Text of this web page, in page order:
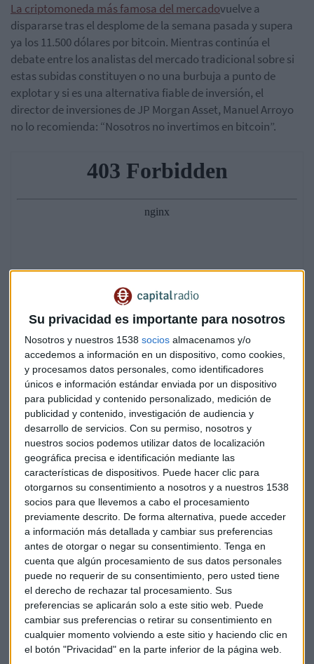
Su privacidad es importante para nosotros
Nosotros y nuestros 1538 socios almacenamos y/o
accedemos a información en un dispositivo, como cookies,
y procesamos datos personales, como identificadores
únicos e información estándar enviada por un dispositivo
para publicidad y contenido personalizado, medición de
publicidad y contenido, investigación de audiencia y
desarrollo de servicios. Con su permiso, nosotros y
nuestros socios podemos utilizar datos de localización
geográfica precisa e identificación mediante las
características de dispositivos. Puede hacer clic para
otorgarnos su consentimiento a nosotros y a nuestros 1538
socios para que llevemos a cabo el procesamiento
previamente descrito. De forma alternativa, puede acceder
a información más detallada y cambiar sus preferencias
antes de otorgar o negar su consentimiento. Tenga en
cuenta que algún procesamiento de sus datos personales
puede no requerir de su consentimiento, pero usted tiene
el derecho de rechazar tal procesamiento. Sus
preferencias se aplicarán solo a este sitio web. Puede
cambiar sus preferencias o retirar su consentimiento en
cualquier momento volviendo a este sitio y haciendo clic en
el botón "Privacidad" en la parte inferior de la página web.
La criptomoneda más famosa del mercadovuelve a
dispararse tras el desplome de la semana pasada y supera
ya los 11.500 dólares por bitcoin. Mientras continúa el
debate entre los analistas del mercado tradicional sobre si
estas subidas constituyen o no una burbuja a punto de
explotar y si es una alternativa fiable de inversión, el
director de inversiones de JP Morgan Asset, Manuel Arroyo
no lo recomienda: “Nosotros no invertimos en bitcoin”.
Arroyo argumenta que lacriptodivisacumple distintas
funciones. Por un lado, constituye un almacén de valor y,
por otro, un medio de pago o cambio. Sin embargo, “a día
de hoy la gente no compra bitcoin como medio de pago sino
como alternativa de inversión o, incluso, especulación, y se
piensa en ello ya como sustituto de activos refugio
tradicionales”.
Este experto se decanta más por la inversión en renta
variable en un momento en que “hay buenas razones para
que el mercado pueda seguir tirando este año y haciéndolo
bien en los próximos meses en activos de riesgo”. La duda
viene de parte de las valoraciones, “teniendo en cuenta las
fuertes subidas de estos años en el mercado cuesta
encontrar valor y algunas partes, como Estados Unidos,